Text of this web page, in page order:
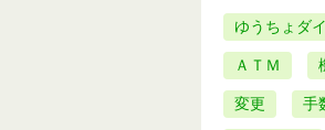
ゆうちょダ
ＡＴＭ
変更 手